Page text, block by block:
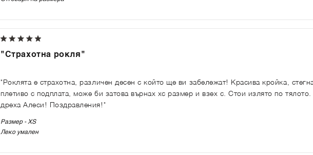
"Страхотна рокля"
"Роклята е страхотна, различен десен с който ще ви забележат! Красива кройка,
плетиво с подплата, може би затова върнах хс размер и взех с. Стои излято по
дреха Алеси! Поздравления!"
Размер - XS
Леко умален